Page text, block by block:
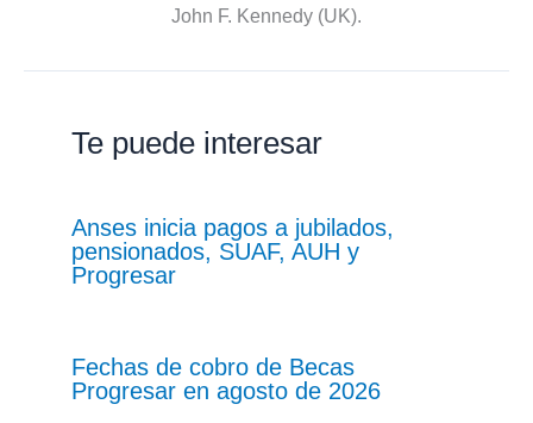
John F. Kennedy (UK).
Te puede interesar
Anses inicia pagos a jubilados,
pensionados, SUAF, AUH y
Progresar
Fechas de cobro de Becas
Progresar en agosto de 2026